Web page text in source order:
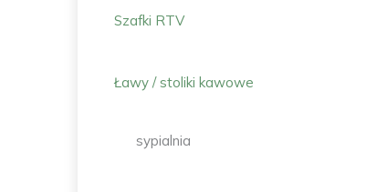
Szafki RTV
Ławy / stoliki kawowe
sypialnia